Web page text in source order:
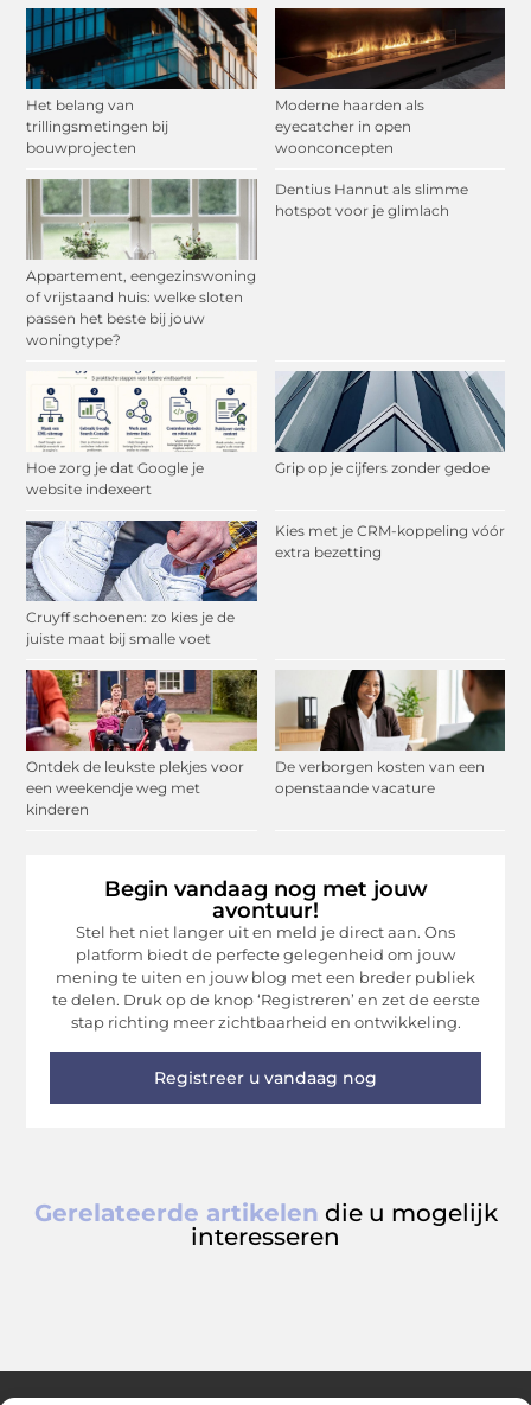
Het belang van
trillingsmetingen bij
bouwprojecten
Moderne haarden als
eyecatcher in open
woonconcepten
Appartement, eengezinswoning
of vrijstaand huis: welke sloten
passen het beste bij jouw
woningtype?
Dentius Hannut als slimme
hotspot voor je glimlach
Hoe zorg je dat Google je
website indexeert
Grip op je cijfers zonder gedoe
Cruyff schoenen: zo kies je de
juiste maat bij smalle voet
Kies met je CRM-koppeling vóór
extra bezetting
Ontdek de leukste plekjes voor
een weekendje weg met
kinderen
De verborgen kosten van een
openstaande vacature
Begin vandaag nog met jouw
avontuur!
Stel het niet langer uit en meld je direct aan. Ons
platform biedt de perfecte gelegenheid om jouw
mening te uiten en jouw blog met een breder publiek
te delen. Druk op de knop ‘Registreren’ en zet de eerste
stap richting meer zichtbaarheid en ontwikkeling.
Registreer u vandaag nog
Gerelateerde artikelen die u mogelijk
interesseren